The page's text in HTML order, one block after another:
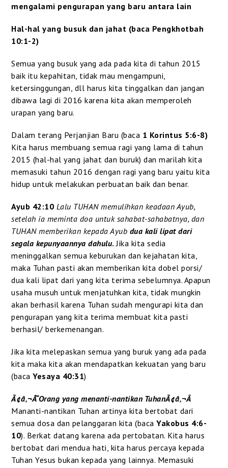
mengalami pengurapan yang baru antara lain
Hal-hal yang busuk dan jahat (baca Pengkhotbah
10:1-2)
Semua yang busuk yang ada pada kita di tahun 2015
baik itu kepahitan, tidak mau mengampuni,
ketersinggungan, dll harus kita tinggalkan dan jangan
dibawa lagi di 2016 karena kita akan memperoleh
urapan yang baru.
Dalam terang Perjanjian Baru (baca 1 Korintus 5:6-8)
Kita harus membuang semua ragi yang lama di tahun
2015 (hal-hal yang jahat dan buruk) dan marilah kita
memasuki tahun 2016 dengan ragi yang baru yaitu kita
hidup untuk melakukan perbuatan baik dan benar.
Ayub 42:10 Lalu TUHAN memulihkan keadaan Ayub,
setelah ia meminta doa untuk sahabat-sahabatnya, dan
TUHAN memberikan kepada Ayub dua kali lipat dari
segala kepunyaannya dahulu.Jika kita sedia
meninggalkan semua keburukan dan kejahatan kita,
maka Tuhan pasti akan memberikan kita dobel porsi/
dua kali lipat dari yang kita terima sebelumnya. Apapun
usaha musuh untuk menjatuhkan kita, tidak mungkin
akan berhasil karena Tuhan sudah mengurapi kita dan
pengurapan yang kita terima membuat kita pasti
berhasil/ berkemenangan.
Jika kita melepaskan semua yang buruk yang ada pada
kita maka kita akan mendapatkan kekuatan yang baru
(bacaYesaya 40:31)
Ã¢â‚¬Å“Orang yang menanti-nantikan TuhanÃ¢â‚¬Â
Mananti-nantikan Tuhan artinya kita bertobat dari
semua dosa dan pelanggaran kita (bacaYakobus 4:6-
10). Berkat datang karena ada pertobatan. Kita harus
bertobat dari mendua hati, kita harus percaya kepada
Tuhan Yesus bukan kepada yang lainnya. Memasuki